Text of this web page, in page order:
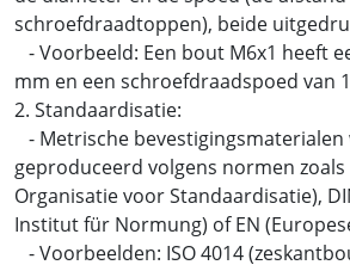
schroefdraadtoppen), beide
- Voorbeeld: Een bout M6x1 heeft
mm en een schroefdraadspoed van
2. Standaardisatie:
- Metrische bevestigingsmaterialen
geproduceerd volgens normen
Organisatie voor Standaardisatie),
Institut für Normung) of EN
- Voorbeelden: ISO 4014